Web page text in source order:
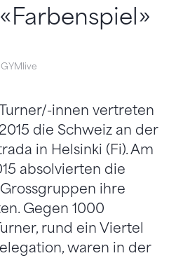
innen vertreten
die Schweiz an der
in Helsinki (Fi). Am
absolvierten die
ihre
Gegen 1000
rund ein Viertel
waren in der